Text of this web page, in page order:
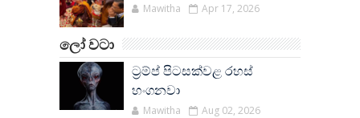
Mawitha Apr 17, 2026
ලෝ වටා
ට්‍රම්ප් පිටසක්වළ රහස්
හංගනවා
Mawitha Aug 02, 2026